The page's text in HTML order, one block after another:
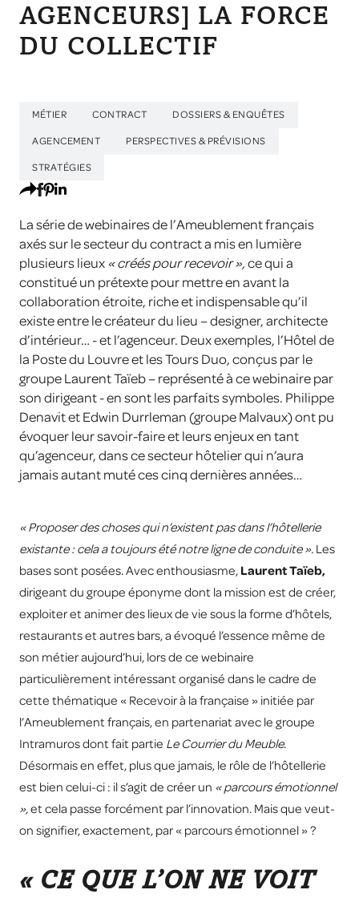
AGENCEURS] LA FORCE
DU COLLECTIF
MÉTIER CONTRACT DOSSIERS & ENQUÊTES
AGENCEMENT PERSPECTIVES & PRÉVISIONS
STRATÉGIES
La série de webinaires de l’Ameublement français
axés sur le secteur du contract a mis en lumière
plusieurs lieux « créés pour recevoir », ce qui a
constitué un prétexte pour mettre en avant la
collaboration étroite, riche et indispensable qu’il
existe entre le créateur du lieu – designer, architecte
d’intérieur… - et l’agenceur. Deux exemples, l’Hôtel de
la Poste du Louvre et les Tours Duo, conçus par le
groupe Laurent Taïeb – représenté à ce webinaire par
son dirigeant - en sont les parfaits symboles. Philippe
Denavit et Edwin Durrleman (groupe Malvaux) ont pu
évoquer leur savoir-faire et leurs enjeux en tant
qu’agenceur, dans ce secteur hôtelier qui n’aura
jamais autant muté ces cinq dernières années…
« Proposer des choses qui n’existent pas dans l’hôtellerie
existante : cela a toujours été notre ligne de conduite ». Les
bases sont posées. Avec enthousiasme, Laurent Taïeb,
dirigeant du groupe éponyme dont la mission est de créer,
exploiter et animer des lieux de vie sous la forme d’hôtels,
restaurants et autres bars, a évoqué l’essence même de
son métier aujourd’hui, lors de ce webinaire
particulièrement intéressant organisé dans le cadre de
cette thématique « Recevoir à la française » initiée par
l’Ameublement français, en partenariat avec le groupe
Intramurosdont fait partie Le Courrier du Meuble.
Désormais en effet, plus que jamais, le rôle de l’hôtellerie
est bien celui-ci : il s’agit de créer un « parcours émotionnel
»,et cela passe forcément par l’innovation. Mais que veut-
on signifier, exactement, par « parcours émotionnel » ?
« CE QUE L’ON NE VOIT